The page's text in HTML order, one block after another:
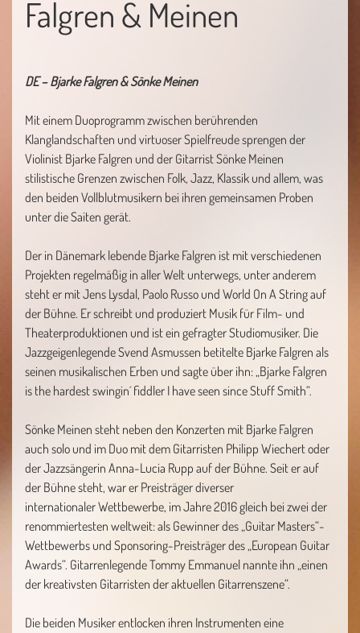
Falgren & Meinen
DE – Bjarke Falgren & Sönke Meinen
Mit einem Duoprogramm zwischen berührenden
Klanglandschaften und virtuoser Spielfreude sprengen der
Violinist Bjarke Falgren und der Gitarrist Sönke Meinen
stilistische Grenzen zwischen Folk, Jazz, Klassik und allem, was
den beiden Vollblutmusikern bei ihren gemeinsamen Proben
unter die Saiten gerät.
Der in Dänemark lebende Bjarke Falgren ist mit verschiedenen
Projekten regelmäßig in aller Welt unterwegs, unter anderem
steht er mit Jens Lysdal, Paolo Russo und World On A String auf
der Bühne. Er schreibt und produziert Musik für Film- und
Theaterproduktionen und ist ein gefragter Studiomusiker. Die
Jazzgeigenlegende Svend Asmussen betitelte Bjarke Falgren als
seinen musikalischen Erben und sagte über ihn: „Bjarke Falgren
is the hardest swingin´ fiddler I have seen since Stuff Smith“.
Sönke Meinen steht neben den Konzerten mit Bjarke Falgren
auch solo und im Duo mit dem Gitarristen Philipp Wiechert oder
der Jazzsängerin Anna-Lucia Rupp auf der Bühne. Seit er auf
der Bühne steht, war er Preisträger diverser
internationaler Wettbewerbe, im Jahre 2016 gleich bei zwei der
renommiertesten weltweit: als Gewinner des „Guitar Masters“-
Wettbewerbs und Sponsoring-Preisträger des „European Guitar
Awards“. Gitarrenlegende Tommy Emmanuel nannte ihn „einen
der kreativsten Gitarristen der aktuellen Gitarrenszene“.
Die beiden Musiker entlocken ihren Instrumenten eine